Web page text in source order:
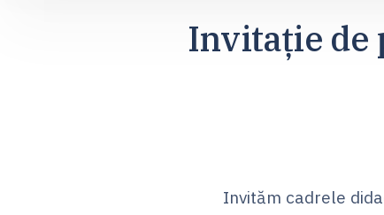
Invitație de
Invităm cadrele